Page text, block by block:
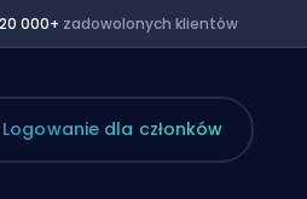
20 000+ zadowolonych klientów
Logowanie dla członków